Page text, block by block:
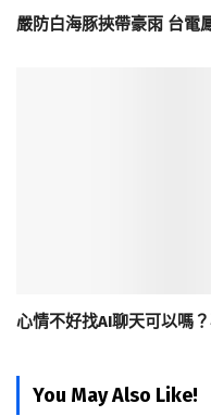
嚴防白海豚挾帶豪雨 台電
心情不好找AI聊天可以嗎
You May Also Like!